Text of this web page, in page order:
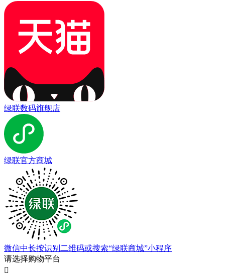
绿联数码旗舰店
绿联官方商城
微信中长按识别二维码或搜索“绿联商城”小程序
请选择购物平台
